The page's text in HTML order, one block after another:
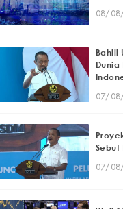
08/
Bahlil
Dunia
07/
Sebut
07/